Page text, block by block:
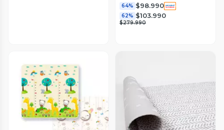
64% $98.990
62% $103.990
$279.990